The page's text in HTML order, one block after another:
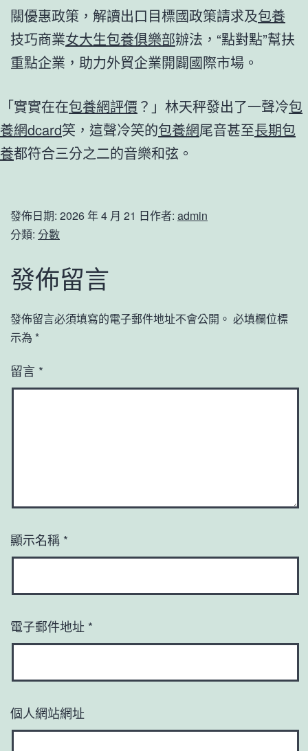
關優惠政策，解讀出口目標國政策請求及包養
技巧商業女大生包養俱樂部辦法，“點對點”幫扶
重點企業，助力外貿企業開闢國際市場。
「實實在在包養網評價 ？」林天秤發出了一聲冷包
養網dcard笑，這聲冷笑的包養網尾音甚至長期包
養都符合三分之二的音樂和弦。
發佈日期: 2026 年 4 月 21 日作者: admin
分類: 分數
發佈留言
發佈留言必須填寫的電子郵件地址不會公開。 必填欄位標
示為 *
留言 *
顯示名稱 *
電子郵件地址 *
個人網站網址